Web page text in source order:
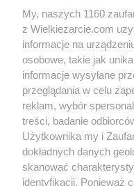
Placki z cukini i
wiejskiego
11
Ogórki na styl
koreański
3.4k 4
mariola2000
My, naszych 1160
z Wielkiezarcie.com
informacje na
osobowe, takie jak
informacje wysyłane
przeglądania w celu
reklam, wybór
treści, badanie
Użytkownika my i
dokładnych danych
skanować
identyfikacji. Ponieważ